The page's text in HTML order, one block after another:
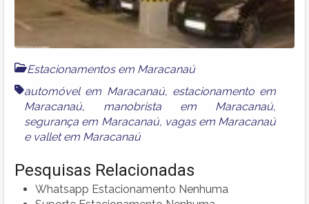
Estacionamentos em Maracanaú
automóvel em Maracanaú, estacionamento em
Maracanaú, manobrista em Maracanaú,
segurança em Maracanaú, vagas em Maracanaú
e vallet em Maracanaú
Pesquisas Relacionadas
Whatsapp Estacionamento Nenhuma